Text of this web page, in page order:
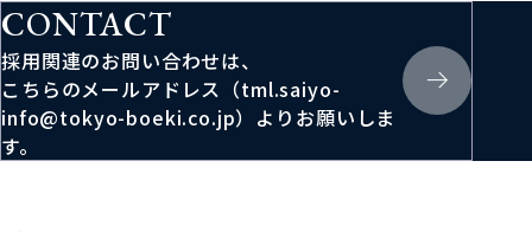
CONTACT
採用関連のお問い合わせは、
こちらのメールアドレス（tml.saiyo-
info@tokyo-boeki.co.jp）よりお願いしま
す。